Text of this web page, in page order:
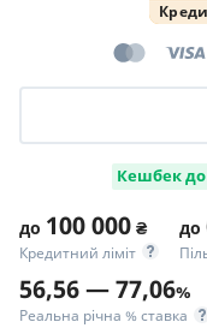
Кешбек до
до 100 000 ₴
Кредитний ліміт
до
56,56 — 77,06%
Реальна річна % ставка